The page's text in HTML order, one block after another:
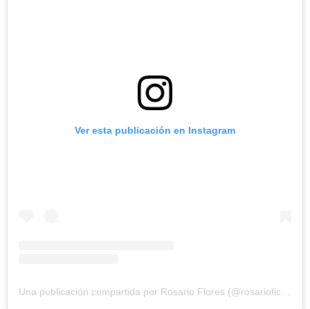
Ver esta publicación en Instagram